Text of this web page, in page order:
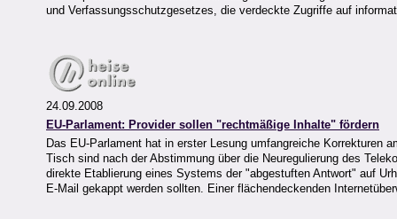
und Verfassungsschutzgesetzes, die verdeckte Zugriffe auf
24.09.2008
EU-Parlament: Provider sollen "rechtmäßige Inhalte" fördern
Das EU-Parlament hat in erster Lesung umfangreiche Korrekturen
Tisch sind nach der Abstimmung über die Neuregulierung des
direkte Etablierung eines Systems der "abgestuften Antwort" auf
E-Mail gekappt werden sollten. Einer flächendeckenden